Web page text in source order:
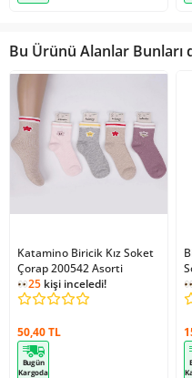
Bu Ürünü Alanlar Bunları
Katamino Biricik Kız Soket
Çorap 200542 Asorti
25 kişi inceledi!
50,40 TL
Bugün
Kargoda